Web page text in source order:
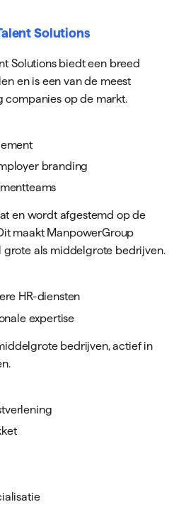
Solutions
Solutions biedt een breed
en is een van de meest
op de markt.
branding
en wordt afgestemd op de
maakt ManpowerGroup
grote als middelgrote bedrijven.
HR-diensten
expertise
bedrijven, actief in